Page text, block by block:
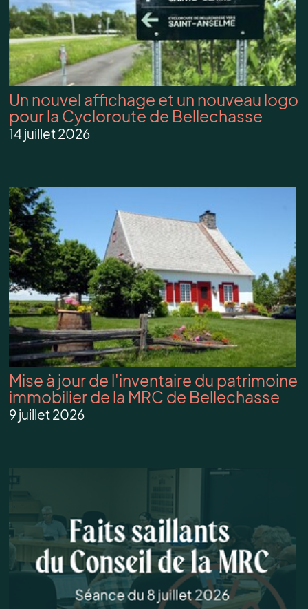
Un nouvel affichage et un nouveau logo
pour la Cycloroute de Bellechasse
14 juillet 2026
Mise à jour de l'inventaire du patrimoine
immobilier de la MRC de Bellechasse
9 juillet 2026